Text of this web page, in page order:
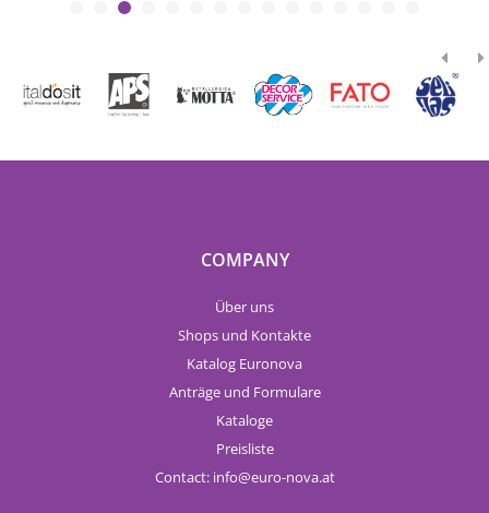
COMPANY
Über uns
Shops und Kontakte
Katalog Euronova
Anträge und Formulare
Kataloge
Preisliste
Contact: info euro-nova.at